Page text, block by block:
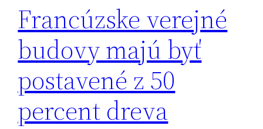
Francúzske verejné
budovy majú byť
postavené z 50
percent dreva